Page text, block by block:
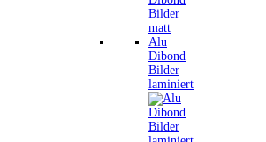
Alu
Dibond
Bilder
laminiert